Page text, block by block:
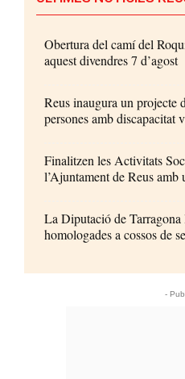
Obertura del camí del
aquest divendres 7 d’agost
Reus inaugura un projecte
persones amb discapacitat
Finalitzen les Activitats
l’Ajuntament de Reus amb
La Diputació de
homologades a cossos de
-